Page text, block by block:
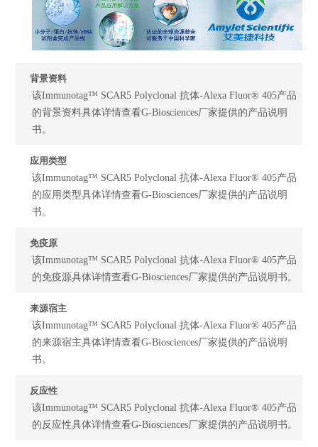
背景资料
该Immunotag™ SCAR5 Polyclonal 抗体-Alexa Fluor® 405产品
的背景资料具体详情查看G-Biosciences厂家提供的产品说明
书。
应用类型
该Immunotag™ SCAR5 Polyclonal 抗体-Alexa Fluor® 405产品
的应用类型具体详情查看G-Biosciences厂家提供的产品说明
书。
免疫原
该Immunotag™ SCAR5 Polyclonal 抗体-Alexa Fluor® 405产品
的免疫源具体详情查看G-Biosciences厂家提供的产品说明书。
来源宿主
该Immunotag™ SCAR5 Polyclonal 抗体-Alexa Fluor® 405产品
的来源宿主具体详情查看G-Biosciences厂家提供的产品说明
书。
反应性
该Immunotag™ SCAR5 Polyclonal 抗体-Alexa Fluor® 405产品
的反应性具体详情查看G-Biosciences厂家提供的产品说明书。